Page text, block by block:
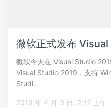
微软正式发布
微软今天在 Visual Studio
Visual Studio 2019，支持
Studi…
2019 年 4 月 3 日, 2:12 上午